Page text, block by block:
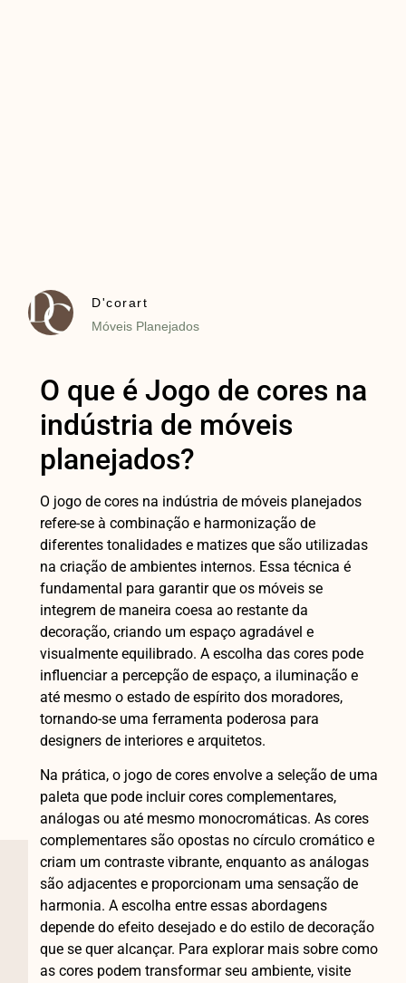
D'corart
Móveis Planejados
O que é Jogo de cores na
indústria de móveis
planejados?
O jogo de cores na indústria de móveis planejados
refere-se à combinação e harmonização de
diferentes tonalidades e matizes que são utilizadas
na criação de ambientes internos. Essa técnica é
fundamental para garantir que os móveis se
integrem de maneira coesa ao restante da
decoração, criando um espaço agradável e
visualmente equilibrado. A escolha das cores pode
influenciar a percepção de espaço, a iluminação e
até mesmo o estado de espírito dos moradores,
tornando-se uma ferramenta poderosa para
designers de interiores e arquitetos.
Na prática, o jogo de cores envolve a seleção de uma
paleta que pode incluir cores complementares,
análogas ou até mesmo monocromáticas. As cores
complementares são opostas no círculo cromático e
criam um contraste vibrante, enquanto as análogas
são adjacentes e proporcionam uma sensação de
harmonia. A escolha entre essas abordagens
depende do efeito desejado e do estilo de decoração
que se quer alcançar. Para explorar mais sobre como
as cores podem transformar seu ambiente, visite